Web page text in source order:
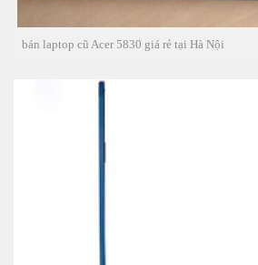
bán laptop cũ Acer 5830 giá rẻ tại Hà Nội